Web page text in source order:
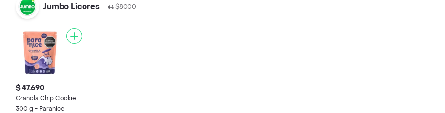
Jumbo Licores $8000
$ 47.690
Granola Chip Cookie
300 g - Paranice